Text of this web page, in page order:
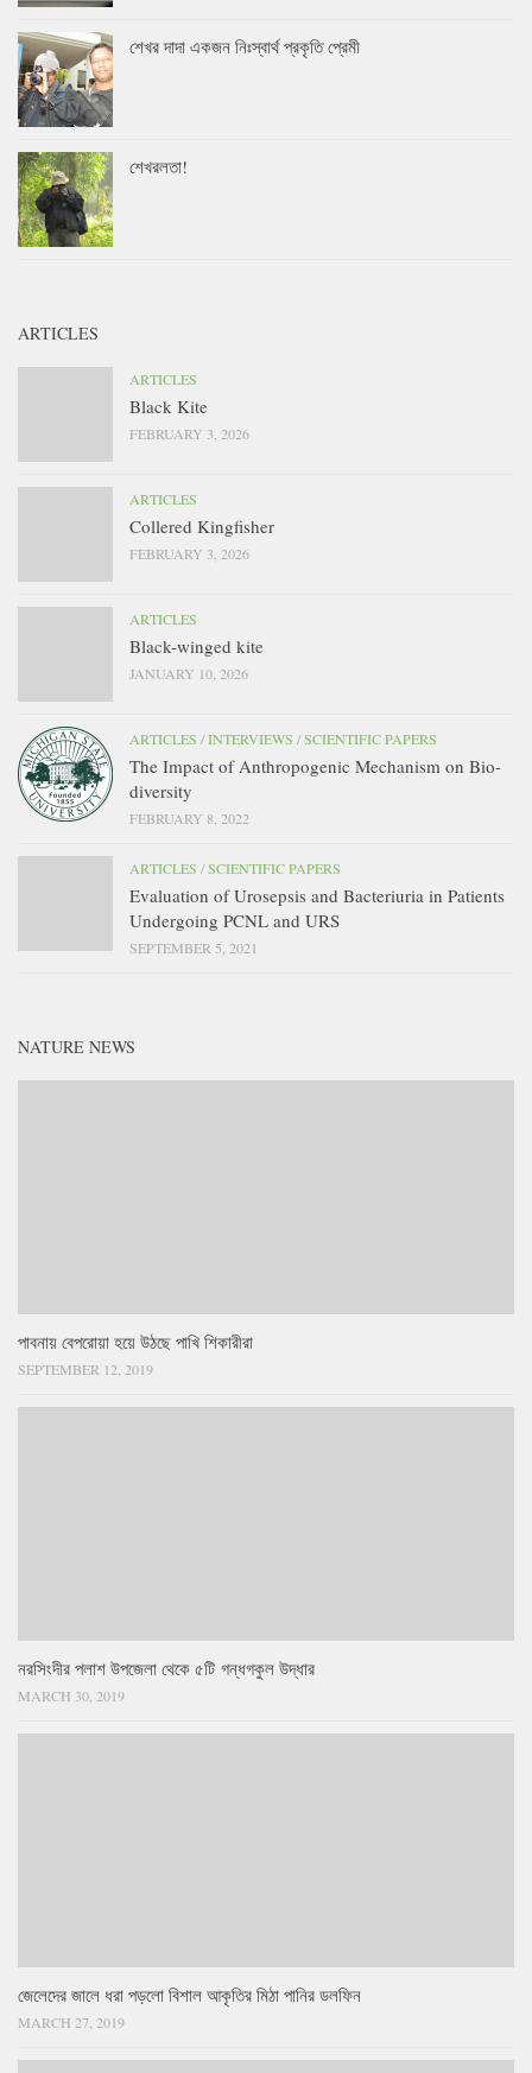
শেখর দাদা একজন নিঃস্বার্থ প্রকৃতি প্রেমী
শেখরলতা!
ARTICLES
ARTICLES
Black Kite
FEBRUARY 3, 2026
ARTICLES
Collered Kingfisher
FEBRUARY 3, 2026
ARTICLES
Black-winged kite
JANUARY 10, 2026
ARTICLES /INTERVIEWS /SCIENTIFIC PAPERS
The Impact of Anthropogenic Mechanism on Bio-
diversity
FEBRUARY 8, 2022
ARTICLES /SCIENTIFIC PAPERS
Evaluation of Urosepsis and Bacteriuria in Patients
Undergoing PCNL and URS
SEPTEMBER 5, 2021
NATURE NEWS
পাবনায় বেপরোয়া হয়ে উঠছে পাখি শিকারীরা
SEPTEMBER 12, 2019
নরসিংদীর পলাশ উপজেলা থেকে ৫টি গন্ধগকুল উদ্ধার
MARCH 30, 2019
জেলেদের জালে ধরা পড়লো বিশাল আকৃতির মিঠা পানির ডলফিন
MARCH 27, 2019